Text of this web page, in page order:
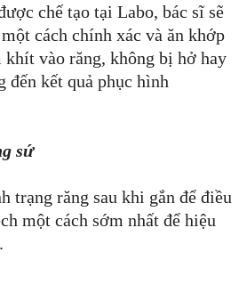
chế tạo tại Labo, bác sĩ sẽ
cách chính xác và ăn khớp
khít vào răng, không bị hở hay
đến kết quả phục hình
sứ
trạng răng sau khi gắn để điều
một cách sớm nhất để hiệu